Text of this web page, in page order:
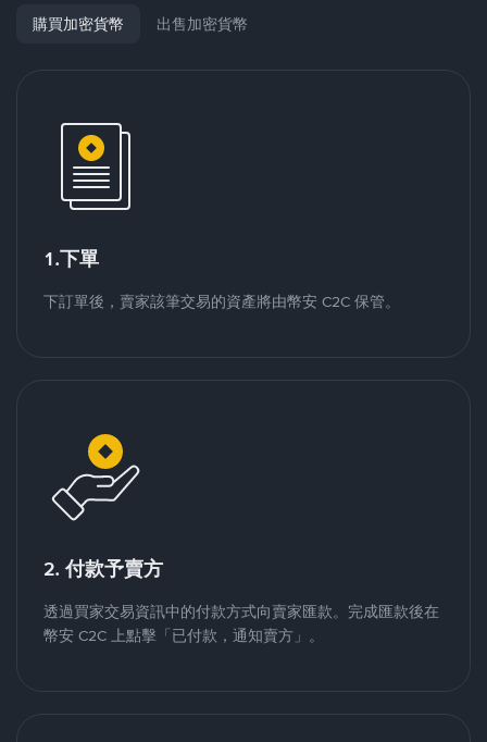
購買加密貨幣 出售加密貨幣
1.下單
下訂單後，賣家該筆交易的資產將由幣安 C2C 保管。
2. 付款予賣方
透過買家交易資訊中的付款方式向賣家匯款。完成匯款後在
幣安 C2C 上點擊「已付款，通知賣方」。